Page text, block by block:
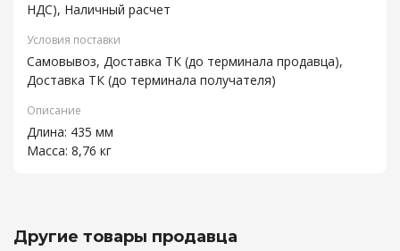
НДС), Наличный расчет
Условия поставки
Самовывоз, Доставка ТК (до терминала продавца),
Доставка ТК (до терминала получателя)
Описание
Длина: 435 мм
Масса: 8,76 кг
Другие товары продавца